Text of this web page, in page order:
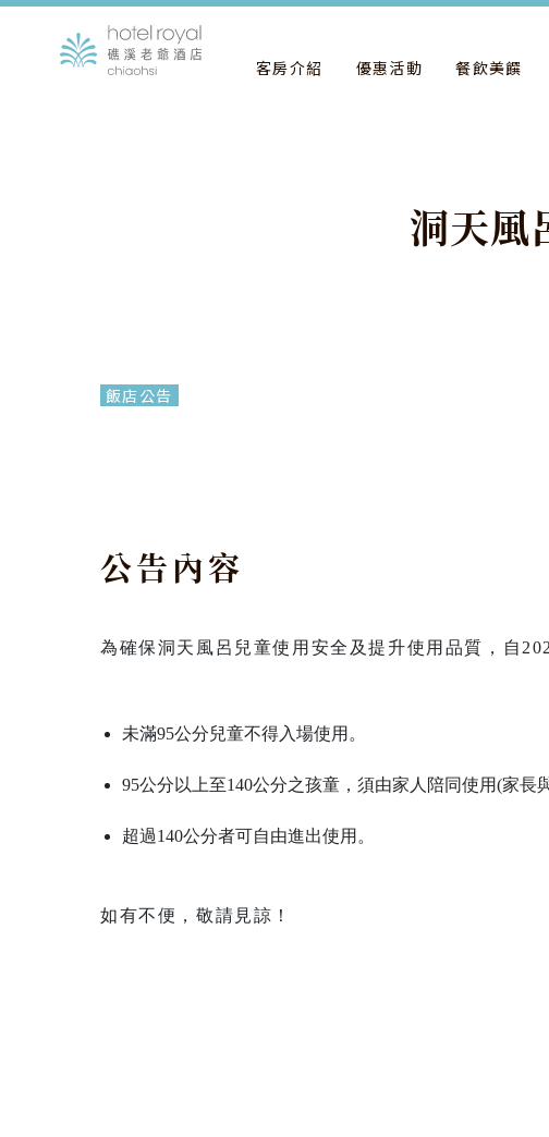
客房介紹 優惠活動 餐飲美饌
洞天風
飯店公告
公告內容
為確保洞天風呂兒童使用安全及提升使用品質，自
未滿95公分兒童不得入場使用。
95公分以上至140公分之孩童，須由家人陪同使用(家長
超過140公分者可自由進出使用。
如有不便，敬請見諒！